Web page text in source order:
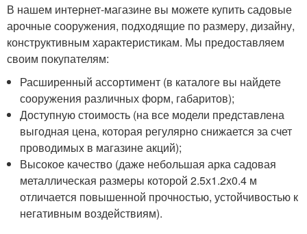
В нашем интернет-магазине вы можете купить садовые
арочные сооружения, подходящие по размеру, дизайну,
конструктивным характеристикам. Мы предоставляем
своим покупателям:
Расширенный ассортимент (в каталоге вы найдете
сооружения различных форм, габаритов);
Доступную стоимость (на все модели представлена
выгодная цена, которая регулярно снижается за счет
проводимых в магазине акций);
Высокое качество (даже небольшая арка садовая
металлическая размеры которой 2.5х1.2х0.4 м
отличается повышенной прочностью, устойчивостью к
негативным воздействиям).